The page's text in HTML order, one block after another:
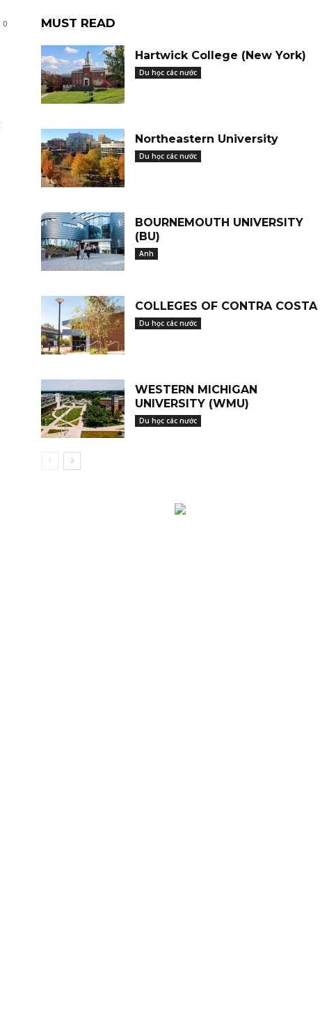
0 MUST READ
Hartwick College (New York)
Du học các nước
Northeastern University
Du học các nước
BOURNEMOUTH UNIVERSITY
(BU)
Anh
COLLEGES OF CONTRA COSTA
Du học các nước
WESTERN MICHIGAN
UNIVERSITY (WMU)
Du học các nước